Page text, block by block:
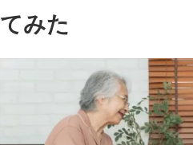
てみた